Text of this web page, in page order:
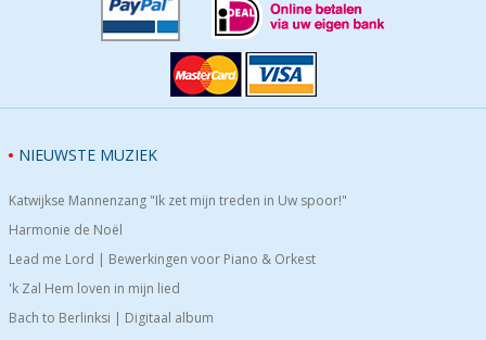
NIEUWSTE MUZIEK
Katwijkse Mannenzang "Ik zet mijn treden in Uw spoor!"
Harmonie de Noël
Lead me Lord | Bewerkingen voor Piano & Orkest
'k Zal Hem loven in mijn lied
Bach to Berlinksi | Digitaal album